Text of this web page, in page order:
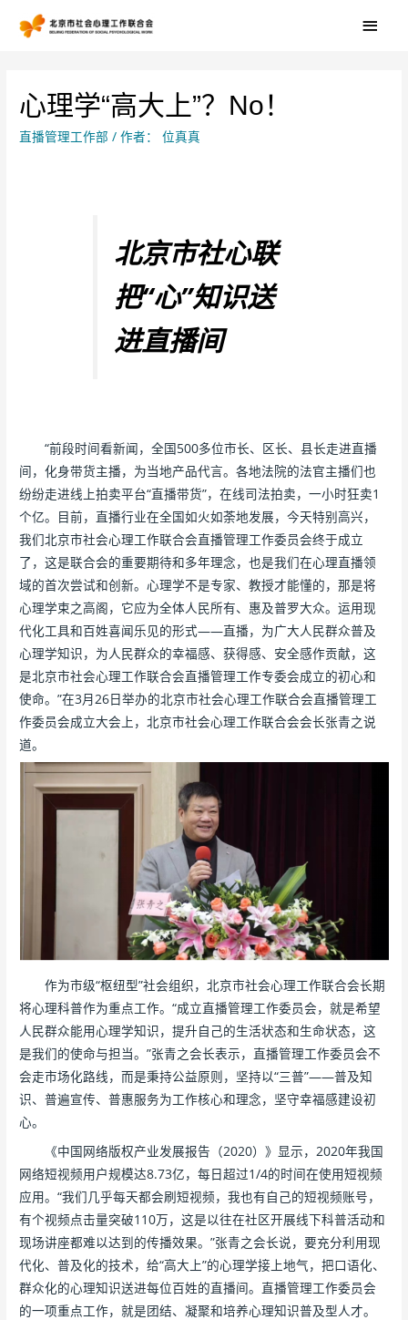
心理学“高大上”？No！
直播管理工作部 / 作者： 位真真
北京市社心联
把“心”知识送
进直播间
“前段时间看新闻，全国500多位市长、区长、县长走进直播
间，化身带货主播，为当地产品代言。各地法院的法官主播们也
纷纷走进线上拍卖平台“直播带货”，在线司法拍卖，一小时狂卖1
个亿。目前，直播行业在全国如火如荼地发展，今天特别高兴，
我们北京市社会心理工作联合会直播管理工作委员会终于成立
了，这是联合会的重要期待和多年理念，也是我们在心理直播领
域的首次尝试和创新。心理学不是专家、教授才能懂的，那是将
心理学束之高阁，它应为全体人民所有、惠及普罗大众。运用现
代化工具和百姓喜闻乐见的形式——直播，为广大人民群众普及
心理学知识，为人民群众的幸福感、获得感、安全感作贡献，这
是北京市社会心理工作联合会直播管理工作专委会成立的初心和
使命。”在3月26日举办的北京市社会心理工作联合会直播管理工
作委员会成立大会上，北京市社会心理工作联合会会长张青之说
道。
作为市级“枢纽型”社会组织，北京市社会心理工作联合会长期
将心理科普作为重点工作。“成立直播管理工作委员会，就是希望
人民群众能用心理学知识，提升自己的生活状态和生命状态，这
是我们的使命与担当。”张青之会长表示，直播管理工作委员会不
会走市场化路线，而是秉持公益原则，坚持以“三普”——普及知
识、普遍宣传、普惠服务为工作核心和理念，坚守幸福感建设初
心。
《中国网络版权产业发展报告（2020）》显示，2020年我国
网络短视频用户规模达8.73亿，每日超过1/4的时间在使用短视频
应用。“我们几乎每天都会刷短视频，我也有自己的短视频账号，
有个视频点击量突破110万，这是以往在社区开展线下科普活动和
现场讲座都难以达到的传播效果。”张青之会长说，要充分利用现
代化、普及化的技术，给“高大上”的心理学接上地气，把口语化、
群众化的心理知识送进每位百姓的直播间。直播管理工作委员会
的一项重点工作，就是团结、凝聚和培养心理知识普及型人才。